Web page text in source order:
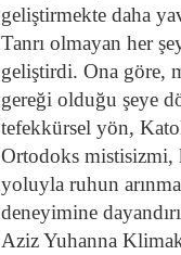
geliştirmekte daha
Tanrı olmayan her
geliştirdi. Ona göre,
gereği olduğu şeye
tefekkürsel yön,
Ortodoks mistisizmi,
yoluyla ruhun
deneyimine
Aziz Yuhanna